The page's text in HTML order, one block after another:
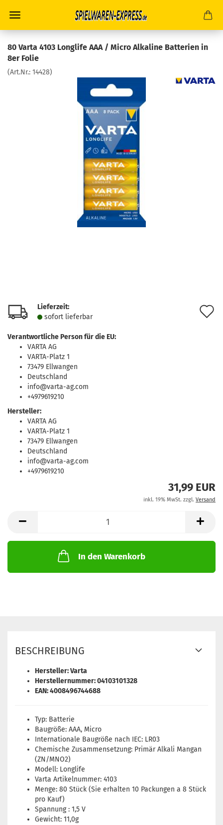
80 Varta 4103 Longlife AAA / Micro Alkaline Batterien in
8er Folie
(Art.Nr.: 14428)
Lieferzeit:
sofort lie­fer­bar
Verantwortliche Person für die EU:
VARTA AG
VARTA-Platz 1
73479 Ellwangen
Deutschland
info@varta-ag.com
+4979619210
Hersteller:
VARTA AG
VARTA-Platz 1
73479 Ellwangen
Deutschland
info@varta-ag.com
+4979619210
31,99 EUR
inkl. 19% MwSt. zzgl. Versand
In den Warenkorb
BESCHREIBUNG
Hersteller: Varta
Herstellernummer: 04103101328
EAN: 4008496744688
Typ: Batterie
Baugröße: AAA, Micro
Internationale Baugröße nach IEC: LR03
Chemische Zusammensetzung: Primär Alkali Mangan
(ZN/MNO2)
Modell: Longlife
Varta Artikelnummer: 4103
Menge: 80 Stück (Sie erhalten 10 Packungen a 8 Stück
pro Kauf)
Spannung : 1,5 V
Gewicht: 11,0g